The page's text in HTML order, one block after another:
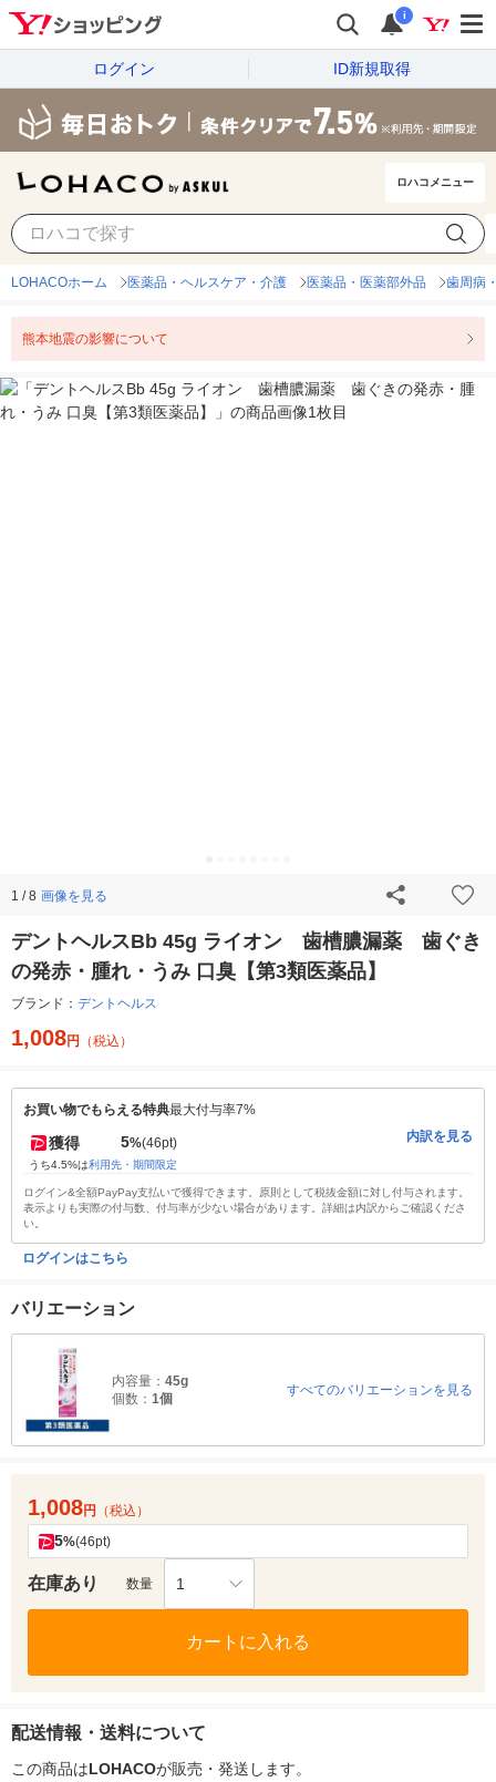
i
ログイン ID新規取得
ロハコメニュー
LOHACOホーム 医薬品・ヘルスケア・介護 医薬品・医薬部外品 歯周病
熊本地震の影響について
1 / 8 画像を見る
デントヘルスBb 45g ライオン 歯槽膿漏薬 歯ぐき
の発赤・腫れ・うみ 口臭【第3類医薬品】
ブランド： デントヘルス
1,008円 （税込）
お買い物でもらえる特典最大付与率7%
獲得 5%(46pt)
うち4.5%は利用先・期間限定
内訳を見る
ログイン&全額PayPay支払いで獲得できます。原則として税抜金額に対し付与されます。
表示よりも実際の付与数、付与率が少ない場合があります。詳細は内訳からご確認くださ
い。
ログインはこちら
バリエーション
内容量： 45g
個数： 1個
すべてのバリエーションを見る
1,008円 （税込）
5%(46pt)
在庫あり 数量 1
カートに入れる
配送情報・送料について
この商品はLOHACOが販売・発送します。